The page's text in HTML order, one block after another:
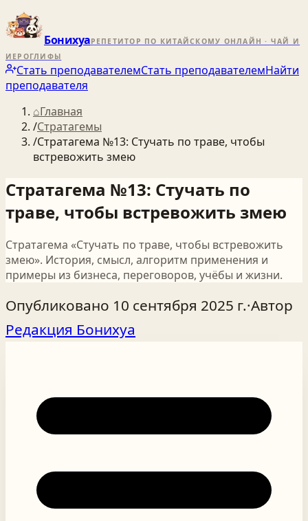
БонихуаРЕПЕТИТОР ПО КИТАЙСКОМУ ОНЛАЙН · ЧАЙ И
ИЕРОГЛИФЫ
Стать преподавателемСтать преподавателемНайти
преподавателя
⌂Главная
/Стратагемы
/Стратагема №13: Стучать по траве, чтобы
встревожить змею
Стратагема №13: Стучать по
траве, чтобы встревожить змею
Стратагема «Стучать по траве, чтобы встревожить
змею». История, смысл, алгоритм применения и
примеры из бизнеса, переговоров, учёбы и жизни.
Опубликовано 10 сентября 2025 г.·Автор
Редакция Бонихуа